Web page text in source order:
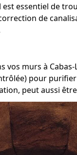
essentiel de
de
murs à
pour
peut aussi